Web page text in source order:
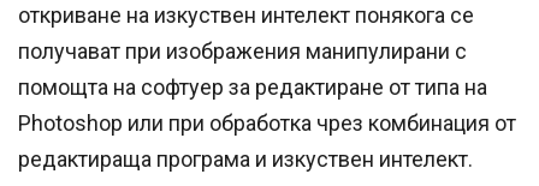
откриване на изкуствен интелект понякога се
получават при изображения манипулирани с
помощта на софтуер за редактиране от типа на
Photoshop или при обработка чрез комбинация от
редактираща програма и изкуствен интелект.